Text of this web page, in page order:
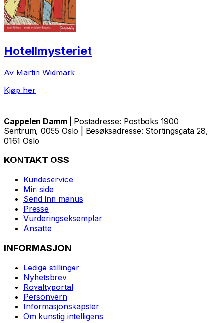
Hotellmysteriet
Av Martin Widmark
Kjøp her
Cappelen Damm
| Postadresse: Postboks 1900
Sentrum, 0055 Oslo | Besøksadresse: Stortingsgata 28,
0161 Oslo
KONTAKT OSS
Kundeservice
Min side
Send inn manus
Presse
Vurderingseksemplar
Ansatte
INFORMASJON
Ledige stillinger
Nyhetsbrev
Royaltyportal
Personvern
Informasjonskapsler
Om kunstig intelligens